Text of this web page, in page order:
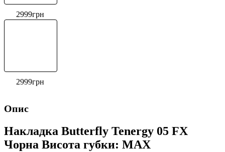
2999грн
2999грн
Опис
Накладка Butterfly Tenergy 05 FX
Чорна Висота губки: MAX